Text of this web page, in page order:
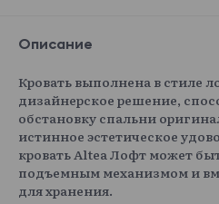
Описание
Кровать выполнена в стиле
дизайнерское решение,
обстановку спальни
истинное эстетическое
кровать Altea Лофт может
подъемным механизмом и
для хранения.